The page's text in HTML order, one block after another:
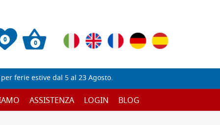
0 0
ferie estive dal 5 al 23 Agosto.
ASSISTENZA LOGIN BLOG